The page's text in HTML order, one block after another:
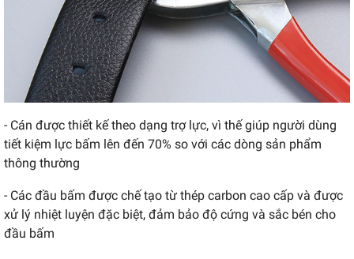
- Cán được thiết kế theo dạng trợ lực, vì thế giúp người dùng
tiết kiệm lực bấm lên đến 70% so với các dòng sản phẩm
thông thường
- Các đầu bấm được chế tạo từ thép carbon cao cấp và được
xử lý nhiệt luyện đặc biệt, đảm bảo độ cứng và sắc bén cho
đầu bấm